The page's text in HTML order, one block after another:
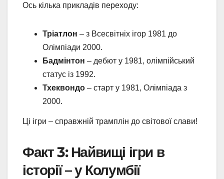
Ось кілька прикладів переходу:
Тріатлон – з Всесвітніх ігор 1981 до
Олімпіади 2000.
Бадмінтон – дебют у 1981, олімпійський
статус із 1992.
Тхеквондо – старт у 1981, Олімпіада з
2000.
Ці ігри – справжній трамплін до світової слави!
Факт 3: Найвищі ігри в
історії – у Колумбії